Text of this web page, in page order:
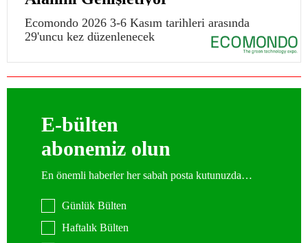
Ecomondo 2026 3-6 Kasım tarihleri arasında
29'uncu kez düzenlenecek
E-bülten
abonemiz olun
En önemli haberler her sabah posta kutunuzda…
Günlük Bülten
Haftalık Bülten